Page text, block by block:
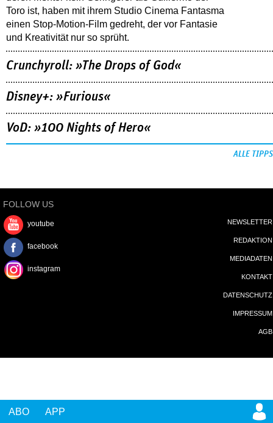
ABO APP
Toro ist, haben mit ihrem Studio Cinema Fantasma
einen Stop-Motion-Film gedreht, der vor Fantasie
und Kreativität nur so sprüht.
Crunchyroll: »The Drops of God«
Disney+: »Furious«
VoD: »100 Nights of Hero«
ALLE TIPPS
FOLLOW US
youtube
facebook
instagram
NEWSLETTER
REDAKTION
MEDIADATEN
KONTAKT
DATENSCHUTZ
IMPRESSUM
AGB